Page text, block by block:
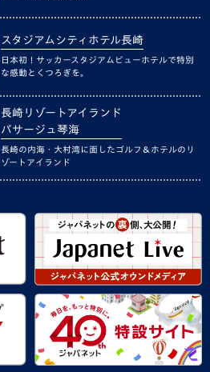
スタジアムシティホテル長崎
日本初！サッカースタジアムビューホテルで特別
な感動とくつろぎを。
長崎リゾートアイランド
パサージュ琴海
長崎の内海・大村湾に面したゴルフ＆ホテルのリ
ゾートアイランド